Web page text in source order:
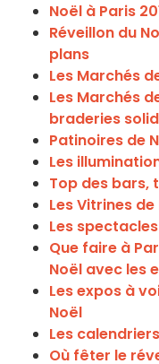
Noël à Paris
Réveillon du
plans
Les Marchés
Les Marchés
braderies
Patinoires de
Les
Top des bars,
Les Vitrines
Les
Que faire à
Noël avec les
Les expos à
Noël
Les
Où fêter le